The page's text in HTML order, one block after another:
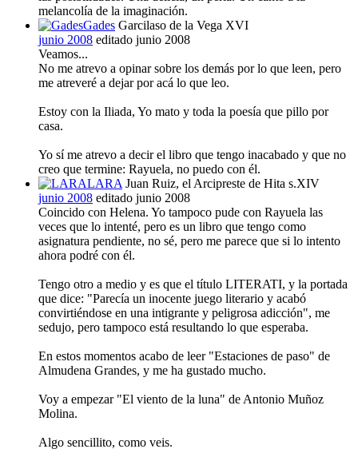
melancolía de la imaginación.
Gades Garcilaso de la Vega XVI
junio 2008 editado junio 2008
Veamos...
No me atrevo a opinar sobre los demás por lo que leen, pero
me atreveré a dejar por acá lo que leo.
Estoy con la Iliada, Yo mato y toda la poesía que pillo por
casa.
Yo sí me atrevo a decir el libro que tengo inacabado y que no
creo que termine: Rayuela, no puedo con él.
LARA Juan Ruiz, el Arcipreste de Hita s.XIV
junio 2008 editado junio 2008
Coincido con Helena. Yo tampoco pude con Rayuela las
veces que lo intenté, pero es un libro que tengo como
asignatura pendiente, no sé, pero me parece que si lo intento
ahora podré con él.
Tengo otro a medio y es que el título LITERATI, y la portada
que dice: "Parecía un inocente juego literario y acabó
convirtiéndose en una intigrante y peligrosa adicción", me
sedujo, pero tampoco está resultando lo que esperaba.
En estos momentos acabo de leer "Estaciones de paso" de
Almudena Grandes, y me ha gustado mucho.
Voy a empezar "El viento de la luna" de Antonio Muñoz
Molina.
Algo sencillito, como veis.